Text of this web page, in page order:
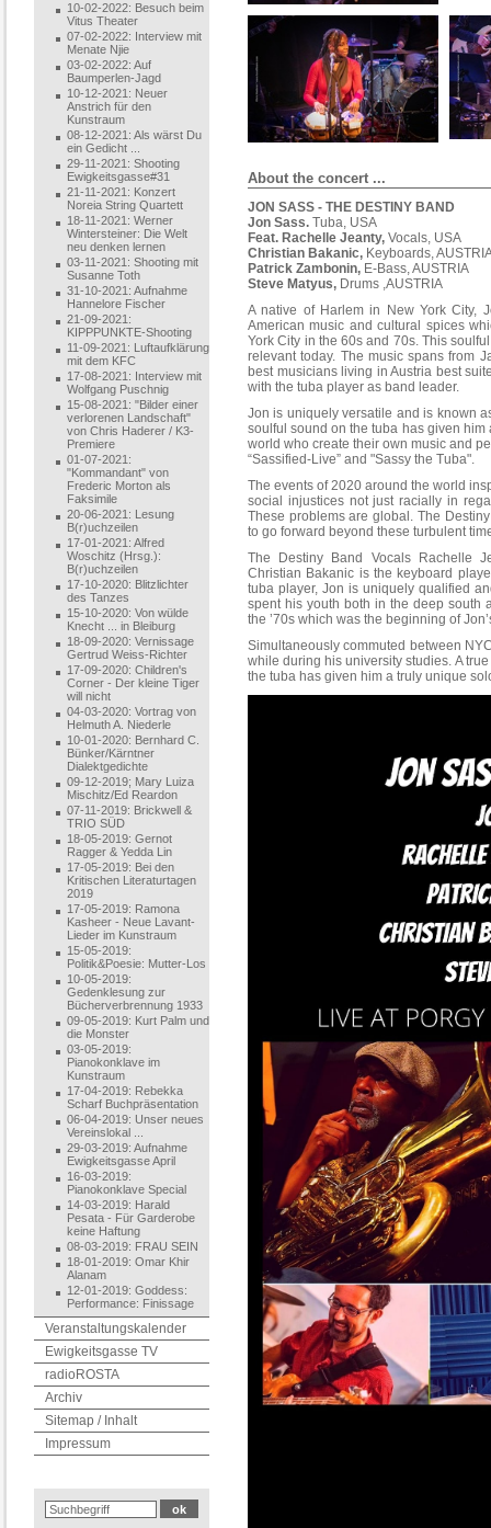
10-02-2022: Besuch beim
Vitus Theater
07-02-2022: Interview mit
Menate Njie
03-02-2022: Auf
Baumperlen-Jagd
10-12-2021: Neuer
Anstrich für den
Kunstraum
08-12-2021: Als wärst Du
ein Gedicht ...
29-11-2021: Shooting
Ewigkeitsgasse#31
21-11-2021: Konzert
Noreia String Quartett
18-11-2021: Werner
Wintersteiner: Die Welt
neu denken lernen
03-11-2021: Shooting mit
Susanne Toth
31-10-2021: Aufnahme
Hannelore Fischer
21-09-2021:
KIPPPUNKTE-Shooting
11-09-2021: Luftaufklärung
mit dem KFC
17-08-2021: Interview mit
Wolfgang Puschnig
15-08-2021: "Bilder einer
verlorenen Landschaft"
von Chris Haderer / K3-
Premiere
01-07-2021:
"Kommandant" von
Frederic Morton als
Faksimile
20-06-2021: Lesung
B(r)uchzeilen
17-01-2021: Alfred
Woschitz (Hrsg.):
B(r)uchzeilen
17-10-2020: Blitzlichter
des Tanzes
15-10-2020: Von wülde
Knecht ... in Bleiburg
18-09-2020: Vernissage
Gertrud Weiss-Richter
17-09-2020: Children's
Corner - Der kleine Tiger
will nicht
04-03-2020: Vortrag von
Helmuth A. Niederle
10-01-2020: Bernhard C.
Bünker/Kärntner
Dialektgedichte
09-12-2019; Mary Luiza
Mischitz/Ed Reardon
07-11-2019: Brickwell &
TRIO SÜD
18-05-2019: Gernot
Ragger & Yedda Lin
17-05-2019: Bei den
Kritischen Literaturtagen
2019
17-05-2019: Ramona
Kasheer - Neue Lavant-
Lieder im Kunstraum
15-05-2019:
Politik&Poesie: Mutter-Los
10-05-2019:
Gedenklesung zur
Bücherverbrennung 1933
09-05-2019: Kurt Palm und
die Monster
03-05-2019:
Pianokonklave im
Kunstraum
17-04-2019: Rebekka
Scharf Buchpräsentation
06-04-2019: Unser neues
Vereinslokal ...
29-03-2019: Aufnahme
Ewigkeitsgasse April
16-03-2019:
Pianokonklave Special
14-03-2019: Harald
Pesata - Für Garderobe
keine Haftung
08-03-2019: FRAU SEIN
18-01-2019: Omar Khir
Alanam
12-01-2019: Goddess:
Performance: Finissage
Veranstaltungskalender
Ewigkeitsgasse TV
radioROSTA
Archiv
Sitemap / Inhalt
Impressum
About the concert ...
JON SASS - THE DESTINY BAND
Jon Sass. Tuba, USA
Feat. Rachelle Jeanty, Vocals, USA
Christian Bakanic, Keyboards,
Patrick Zambonin, E-Bass, AUSTRIA
Steve Matyus, Drums ,AUSTRIA
A native of Harlem in New York City,
American music and cultural spices
York City in the 60s and 70s. This
relevant today. The music spans from
best musicians living in Austria best
with the tuba player as band leader.
Jon is uniquely versatile and is known
soulful sound on the tuba has given
world who create their own music and
“Sassified-Live” and "Sassy the Tuba".
The events of 2020 around the world
social injustices not just racially in
These problems are global. The
to go forward beyond these turbulent
The Destiny Band Vocals Rachelle
Christian Bakanic is the keyboard
tuba player, Jon is uniquely qualified
spent his youth both in the deep south
the ’70s which was the beginning of
Simultaneously commuted between
while during his university studies. A
the tuba has given him a truly unique